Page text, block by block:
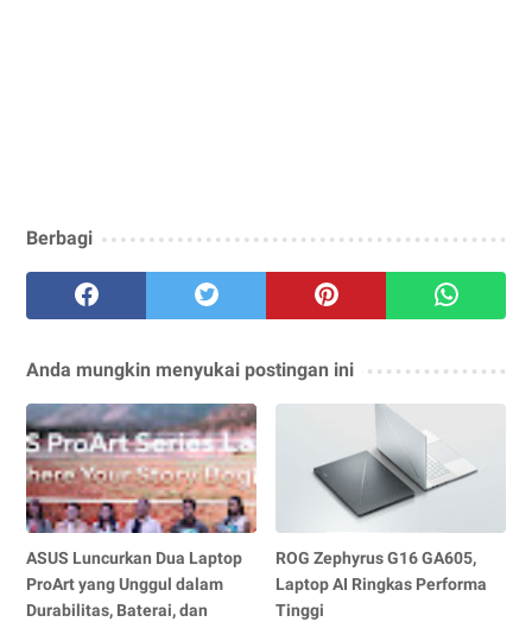
Berbagi
Anda mungkin menyukai postingan ini
ASUS Luncurkan Dua Laptop
ProArt yang Unggul dalam
Durabilitas, Baterai, dan
ROG Zephyrus G16 GA605,
Laptop AI Ringkas Performa
Tinggi